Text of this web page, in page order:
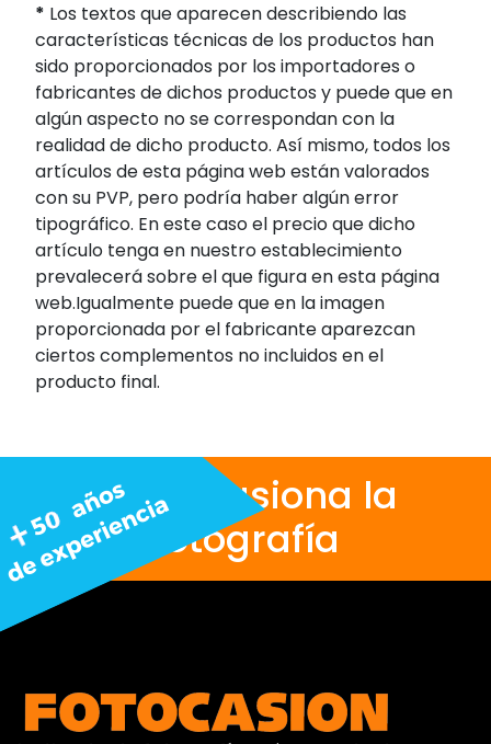
* Los textos que aparecen describiendo las
características técnicas de los productos han
sido proporcionados por los importadores o
fabricantes de dichos productos y puede que en
algún aspecto no se correspondan con la
realidad de dicho producto. Así mismo, todos los
artículos de esta página web están valorados
con su PVP, pero podría haber algún error
tipográfico. En este caso el precio que dicho
artículo tenga en nuestro establecimiento
prevalecerá sobre el que figura en esta página
web.Igualmente puede que en la imagen
proporcionada por el fabricante aparezcan
ciertos complementos no incluidos en el
producto final.
Nos apasiona la
fotografía